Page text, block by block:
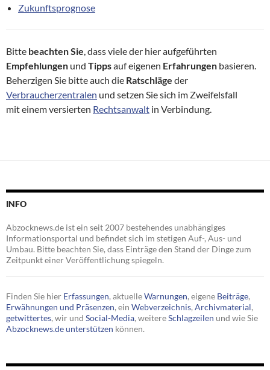
Zukunftsprognose
Bitte beachtenSie, dass viele der hier aufgeführten
Empfehlungen und Tippsauf eigenen Erfahrungen basieren.
Beherzigen Sie bitte auch die Ratschläge der
Verbraucherzentralen und setzen Sie sich im Zweifelsfall
mit einem versierten Rechtsanwalt in Verbindung.
INFO
Abzocknews.de ist ein seit 2007 bestehendes unabhängiges
Informationsportal und befindet sich im stetigen Auf-, Aus- und
Umbau. Bitte beachten Sie, dass Einträge den Stand der Dinge zum
Zeitpunkt einer Veröffentlichung spiegeln.
Finden Sie hier Erfassungen, aktuelleWarnungen, eigene Beiträge,
Erwähnungen und Präsenzen, ein Webverzeichnis, Archivmaterial,
getwittertes, wir und Social-Media, weitereSchlagzeilen und wie Sie
Abzocknews.de unterstützen können.